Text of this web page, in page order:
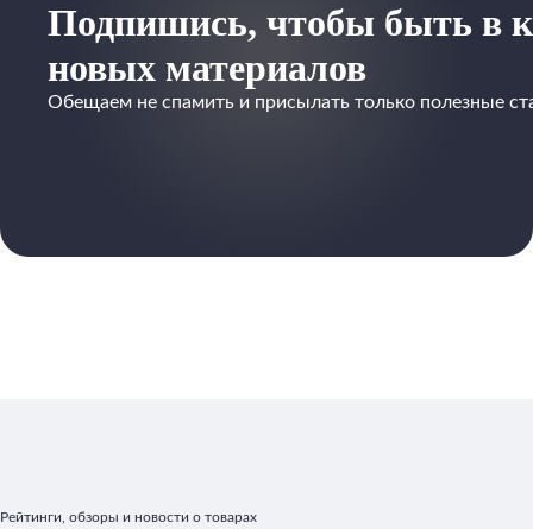
Подпишись, чтобы быть в
новых материалов
Обещаем не спамить и присылать только полезные
Рейтинги, обзоры и новости о товарах